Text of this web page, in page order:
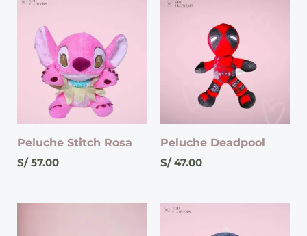
Peluche Stitch Rosa
S/ 57.00
Peluche Deadpool
S/ 47.00